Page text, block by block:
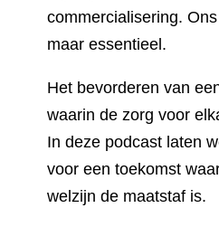
commercialisering.
maar essentieel.
Het bevorderen van
waarin de zorg voor
In deze podcast laten
voor een toekomst
welzijn de maatstaf is.